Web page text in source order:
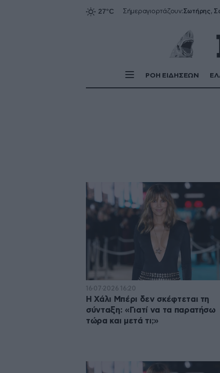
Σήμεραγιορτάζουν:
ΡΟΗ ΕΙΔΗΣΕΩΝ
16·07·2026 16:20
Η Χάλι Μπέρι δεν σκέφτεται τη
σύνταξη: «Γιατί να τα παρατήσω
τώρα και μετά τι;»